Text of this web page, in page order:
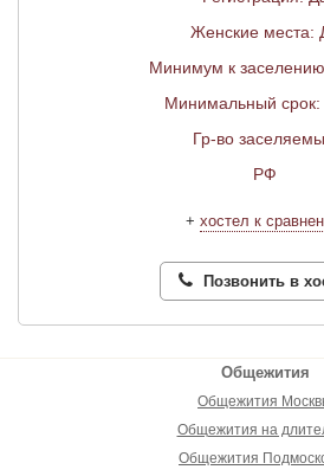
Женские места:
Минимум к
Минимальный срок:
Гр-во
РФ
+ хостел к
Позвонить в
Общежития
Общежития
Общежития на
Общежития